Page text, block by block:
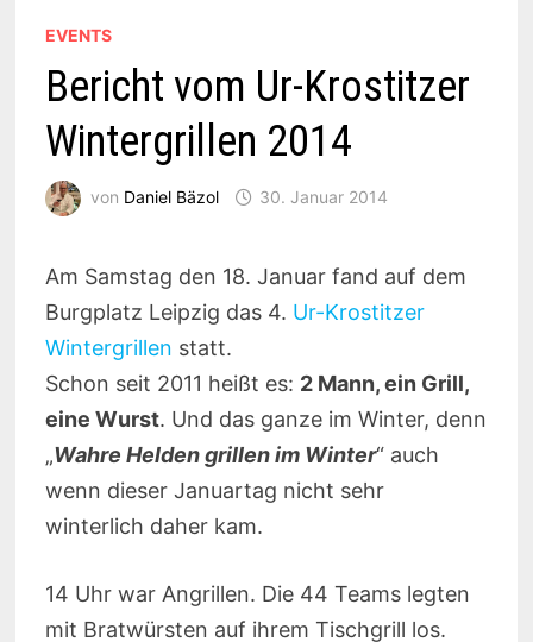
EVENTS
Bericht vom Ur-Krostitzer
Wintergrillen 2014
von Daniel Bäzol 30. Januar 2014
Am Samstag den 18. Januar fand auf dem
Burgplatz Leipzig das 4. Ur-Krostitzer
Wintergrillen statt.
Schon seit 2011 heißt es: 2 Mann, ein Grill,
eine Wurst. Und das ganze im Winter, denn
„Wahre Helden grillen im Winter“ auch
wenn dieser Januartag nicht sehr
winterlich daher kam.
14 Uhr war Angrillen. Die 44 Teams legten
mit Bratwürsten auf ihrem Tischgrill los.